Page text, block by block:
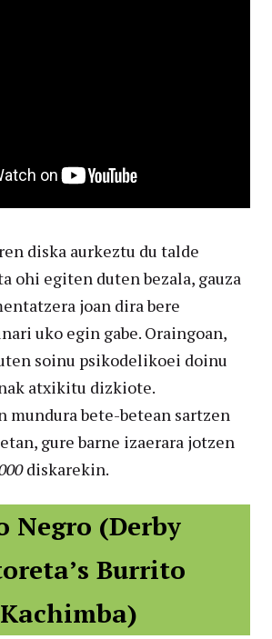
diska aurkeztu du talde
ohi egiten duten bezala, gauza
joan dira bere
uko egin gabe. Oraingoan,
soinu psikodelikoei doinu
atxikitu dizkiote.
mundura bete-betean sartzen
gure barne izaerara jotzen
diskarekin.
Negro (Derby
Burrito
Kachimba)